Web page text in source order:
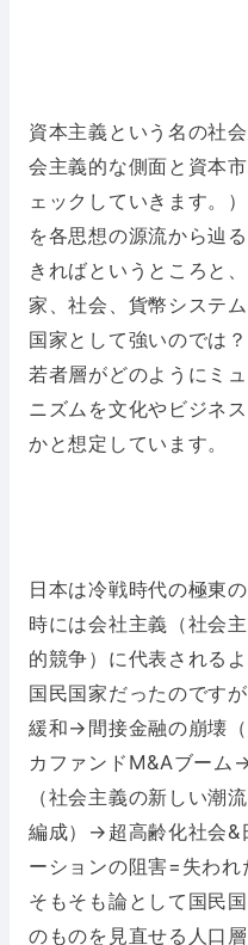
資本主義という名の社
会主義的な側面と資本
ェックしていきます。
を各思想の源流から辿
きればというところと
家、社会、貨幣システ
国家として強いのでは
若者層がどのようにミ
ニズムを文化やビジネ
かと想定しています。
日本は冷戦時代の極東
時には会社主義（社会
的競争）に代表される
国民国家だったのです
緩和→間接金融の崩壊
カファンドM&Aブーム
（社会主義の新しい潮
編成）→超高齢化社会&
ーションの阻害=失われ
そもそも論として国民
のものを見直せる人口